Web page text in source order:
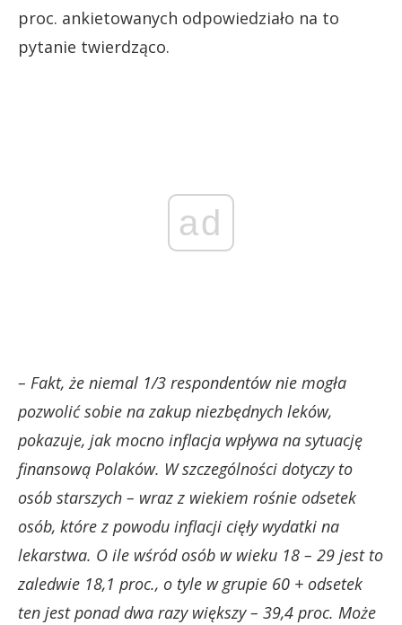
proc. ankietowanych odpowiedziało na to
pytanie twierdząco.
ad
– Fakt, że niemal 1/3 respondentów nie mogła
pozwolić sobie na zakup niezbędnych leków,
pokazuje, jak mocno inflacja wpływa na sytuację
finansową Polaków. W szczególności dotyczy to
osób starszych – wraz z wiekiem rośnie odsetek
osób, które z powodu inflacji cięły wydatki na
lekarstwa. O ile wśród osób w wieku 18 – 29 jest to
zaledwie 18,1 proc., o tyle w grupie 60 + odsetek
ten jest ponad dwa razy większy – 39,4 proc. Może